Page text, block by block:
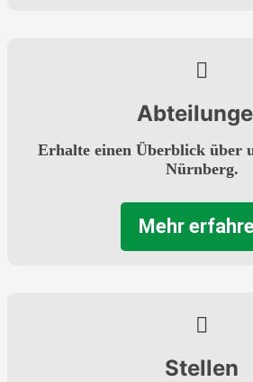
Erhalte einen Überblick über
Nürnberg.
Mehr
Stellen